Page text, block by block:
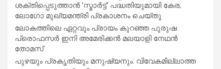
ശക്തിപ്പെടുത്താന്‍ ‘സ്മാര്‍ട്ട്’ പദ്ധതിയുമായി കേര;
ലോഗോ മുഖ്യമന്ത്രി പ്രകാശനം ചെയ്തു
ലോകത്തിലെ ഏറ്റവും പ്രായം കുറഞ്ഞ പുരുഷ
പ്രൊഫസർ ഇനി അമേരിക്കൻ മലയാളി നേഥൻ
തോമസ്
പുഴയും പ്രകൃതിയും മനുഷ്യനും: വിവേകമില്ലാത്ത